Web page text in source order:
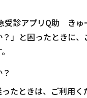
受診アプリQ助 き
」と困ったときに
たときは、ご利用く